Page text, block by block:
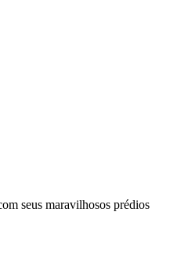
seus maravilhosos prédios